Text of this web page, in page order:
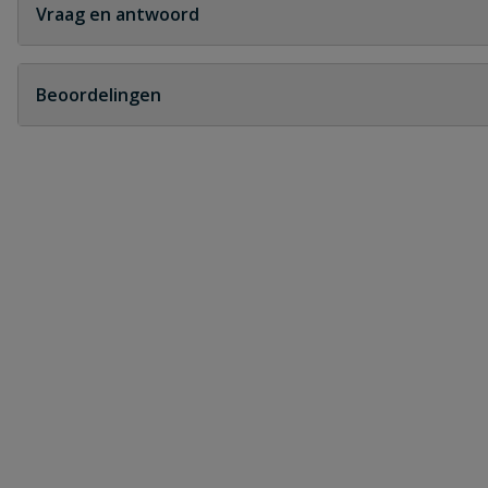
Vraag en antwoord
Geen vragen
Beoordelingen